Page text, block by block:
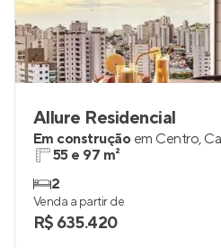
Allure Residencial
Em construção em Centro,
55 e 97 m²
2
Venda a partir de
R$ 635.420